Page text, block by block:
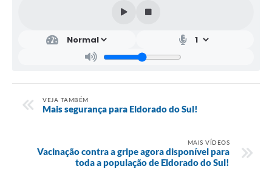
VEJA TAMBÉM
Mais segurança para Eldorado do Sul!
MAIS VÍDEOS
Vacinação contra a gripe agora disponível para
toda a população de Eldorado do Sul!